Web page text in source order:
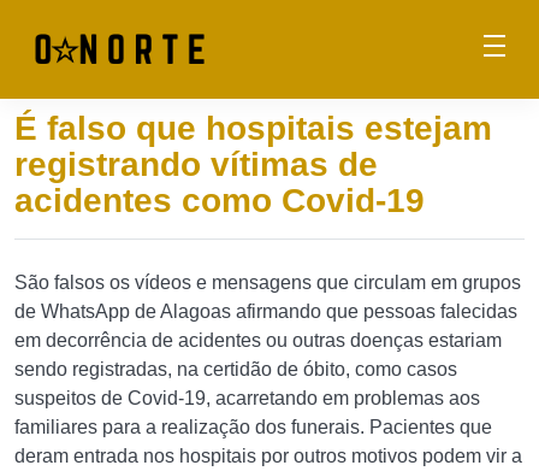
É falso que hospitais estejam
registrando vítimas de
acidentes como Covid-19
São falsos os vídeos e mensagens que circulam em grupos
de WhatsApp de Alagoas afirmando que pessoas falecidas
em decorrência de acidentes ou outras doenças estariam
sendo registradas, na certidão de óbito, como casos
suspeitos de Covid-19, acarretando em problemas aos
familiares para a realização dos funerais. Pacientes que
deram entrada nos hospitais por outros motivos podem vir a